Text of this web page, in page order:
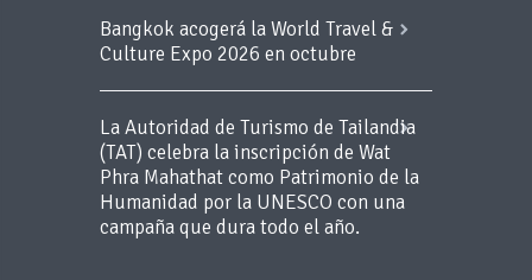
Bangkok acogerá la World Travel &
Culture Expo 2026 en octubre
La Autoridad de Turismo de Tailandia
(TAT) celebra la inscripción de Wat
Phra Mahathat como Patrimonio de la
Humanidad por la UNESCO con una
campaña que dura todo el año.